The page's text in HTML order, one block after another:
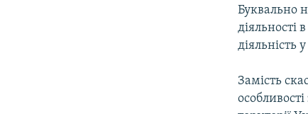
Буквально
діяльності
діяльність
Замість